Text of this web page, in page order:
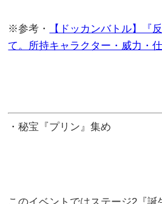
※参考・
【ドッカンバトル】『
て。所持キャラクター・威力・
・秘宝『プリン』集め